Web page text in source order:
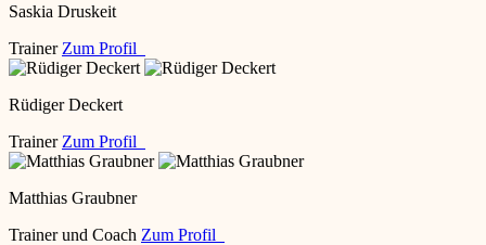
Saskia Druskeit
Trainer Zum Profil
Rüdiger Deckert
Trainer Zum Profil
Matthias Graubner
Trainer und Coach Zum Profil